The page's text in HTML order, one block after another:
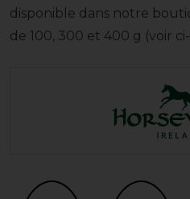
disponible dans notre
de 100, 300 et 400 g (voir